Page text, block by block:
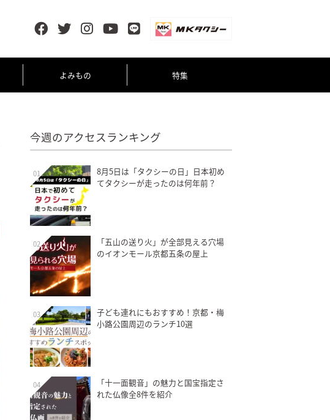
よみもの 特集
今週のアクセスランキング
01
8月5日は「タクシーの日」日本初め
てタクシーが走ったのは何年前？
02
「五山の送り火」が全部見える穴場
のイオンモール京都五条の屋上
03
子ども連れにもおすすめ！京都・梅
小路公園周辺のランチ10選
04
「十一面観音」の魅力と国宝指定さ
れた仏像全8件を紹介